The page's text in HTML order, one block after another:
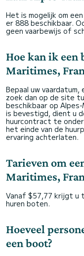
Het is mogelijk om
er 888 beschikbaar.
geen vaarbewijs of
Hoe kan ik een
Maritimes,
Bepaal uw
zoek dan op de site
beschikbaar op
is bevestigd, dient u
huurcontract te
het einde van de
ervaring achterlaten.
Tarieven om
Maritimes,
Vanaf $57,77 krijgt
huren boten.
Hoeveel
een boot?